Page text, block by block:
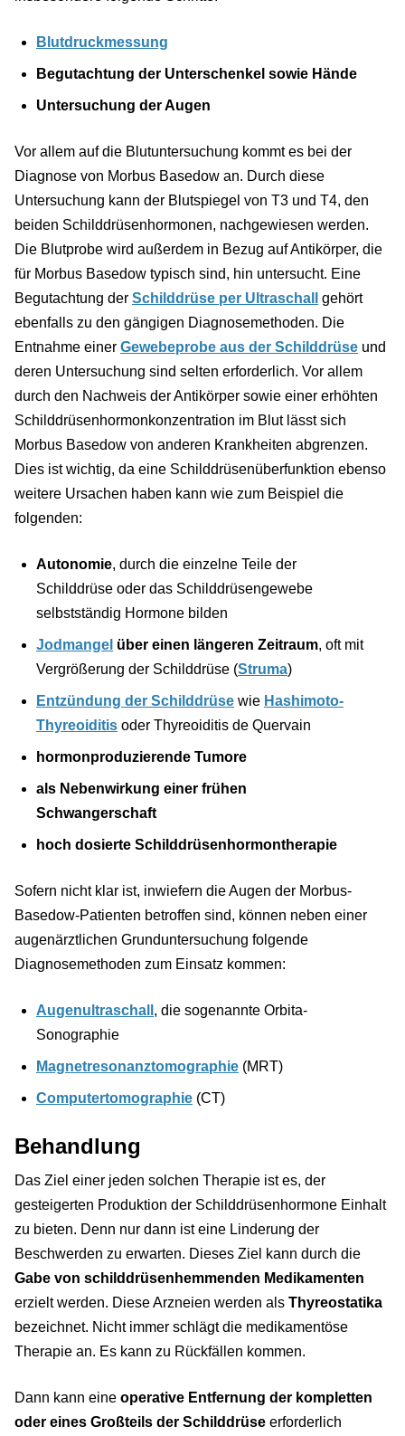
Blutdruckmessung
Begutachtung der Unterschenkel sowie Hände
Untersuchung der Augen
Vor allem auf die Blutuntersuchung kommt es bei der
Diagnose von Morbus Basedow an. Durch diese
Untersuchung kann der Blutspiegel von T3 und T4, den
beiden Schilddrüsenhormonen, nachgewiesen werden.
Die Blutprobe wird außerdem in Bezug auf Antikörper, die
für Morbus Basedow typisch sind, hin untersucht. Eine
Begutachtung der Schilddrüse per Ultraschall
gehört
ebenfalls zu den gängigen Diagnosemethoden. Die
Entnahme einer Gewebeprobe aus der Schilddrüse und
deren Untersuchung sind selten erforderlich. Vor allem
durch den Nachweis der Antikörper sowie einer erhöhten
Schilddrüsenhormonkonzentration im Blut lässt sich
Morbus Basedow von anderen Krankheiten abgrenzen.
Dies ist wichtig, da eine Schilddrüsenüberfunktion ebenso
weitere Ursachen haben kann wie zum Beispiel die
folgenden:
Autonomie, durch die einzelne Teile der
Schilddrüse oder das Schilddrüsengewebe
selbstständig Hormone bilden
Jodmangel über einen längeren Zeitraum, oft mit
Vergrößerung der Schilddrüse (Struma)
Entzündung der Schilddrüse wie Hashimoto-
Thyreoiditis oder Thyreoiditis de Quervain
hormonproduzierende Tumore
als Nebenwirkung einer frühen
Schwangerschaft
hoch dosierte Schilddrüsenhormontherapie
Sofern nicht klar ist, inwiefern die Augen der Morbus-
Basedow-Patienten betroffen sind, können neben einer
augenärztlichen Grunduntersuchung folgende
Diagnosemethoden zum Einsatz kommen:
Augenultraschall , die sogenannte Orbita-
Sonographie
Magnetresonanztomographie (MRT)
Computertomographie (CT)
Behandlung
Das Ziel einer jeden solchen Therapie ist es, der
gesteigerten Produktion der Schilddrüsenhormone Einhalt
zu bieten. Denn nur dann ist eine Linderung der
Beschwerden zu erwarten. Dieses Ziel kann durch die
Gabe von schilddrüsenhemmenden Medikamenten
erzielt werden. Diese Arzneien werden als Thyreostatika
bezeichnet. Nicht immer schlägt die medikamentöse
Therapie an. Es kann zu Rückfällen kommen.
Dann kann eine operative Entfernung der kompletten
oder eines Großteils der Schilddrüse erforderlich